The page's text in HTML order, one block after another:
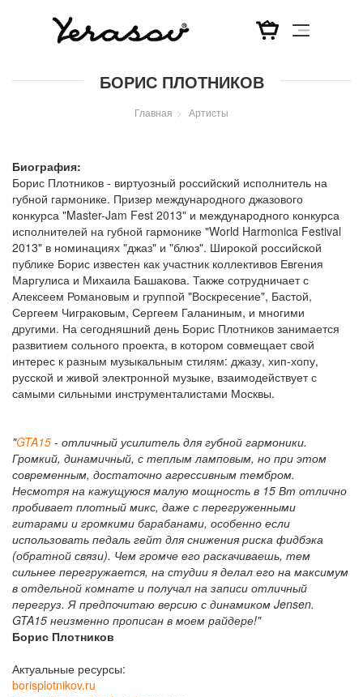
БОРИС ПЛОТНИКОВ
Главная Артисты
Биография:
Борис Плотников - виртуозный российский исполнитель на
губной гармонике. Призер международного джазового
конкурса "Master-Jam Fest 2013" и международного конкурса
исполнителей на губной гармонике "World Harmonica Festival
2013" в номинациях "джаз" и "блюз". Широкой российской
публике Борис известен как участник коллективов Евгения
Маргулиса и Михаила Башакова. Также сотрудничает с
Алексеем Романовым и группой "Воскресение", Бастой,
Сергеем Чиграковым, Сергеем Галаниным, и многими
другими. На сегодняшний день Борис Плотников занимается
развитием сольного проекта, в котором совмещает свой
интерес к разным музыкальным стилям: джазу, хип-хопу,
русской и живой электронной музыке, взаимодействует с
самыми сильными инструменталистами Москвы.
"GTA15 - отличный усилитель для губной гармоники.
Громкий, динамичный, с теплым ламповым, но при этом
современным, достаточно агрессивным тембром.
Несмотря на кажущуюся малую мощность в 15 Вт отлично
пробивает плотный микс, даже с перегруженными
гитарами и громкими барабанами, особенно если
использовать педаль гейт для снижения риска фидбэка
(обратной связи). Чем громче его раскачиваешь, тем
сильнее перегружается, на студии я делал его на максимум
в отдельной комнате и получал на записи отличный
перегруз. Я предпочитаю версию с динамиком Jensen.
GTA15 неизменно прописан в моем райдере!"
Борис Плотников
Актуальные ресурсы:
borisplotnikov.ru